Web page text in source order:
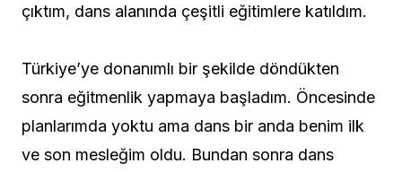
çıktım, dans alanında çeşitli eğitimlere katıldım.
Türkiye’ye donanımlı bir şekilde döndükten
sonra eğitmenlik yapmaya başladım. Öncesinde
planlarımda yoktu ama dans bir anda benim ilk
ve son mesleğim oldu. Bundan sonra dans